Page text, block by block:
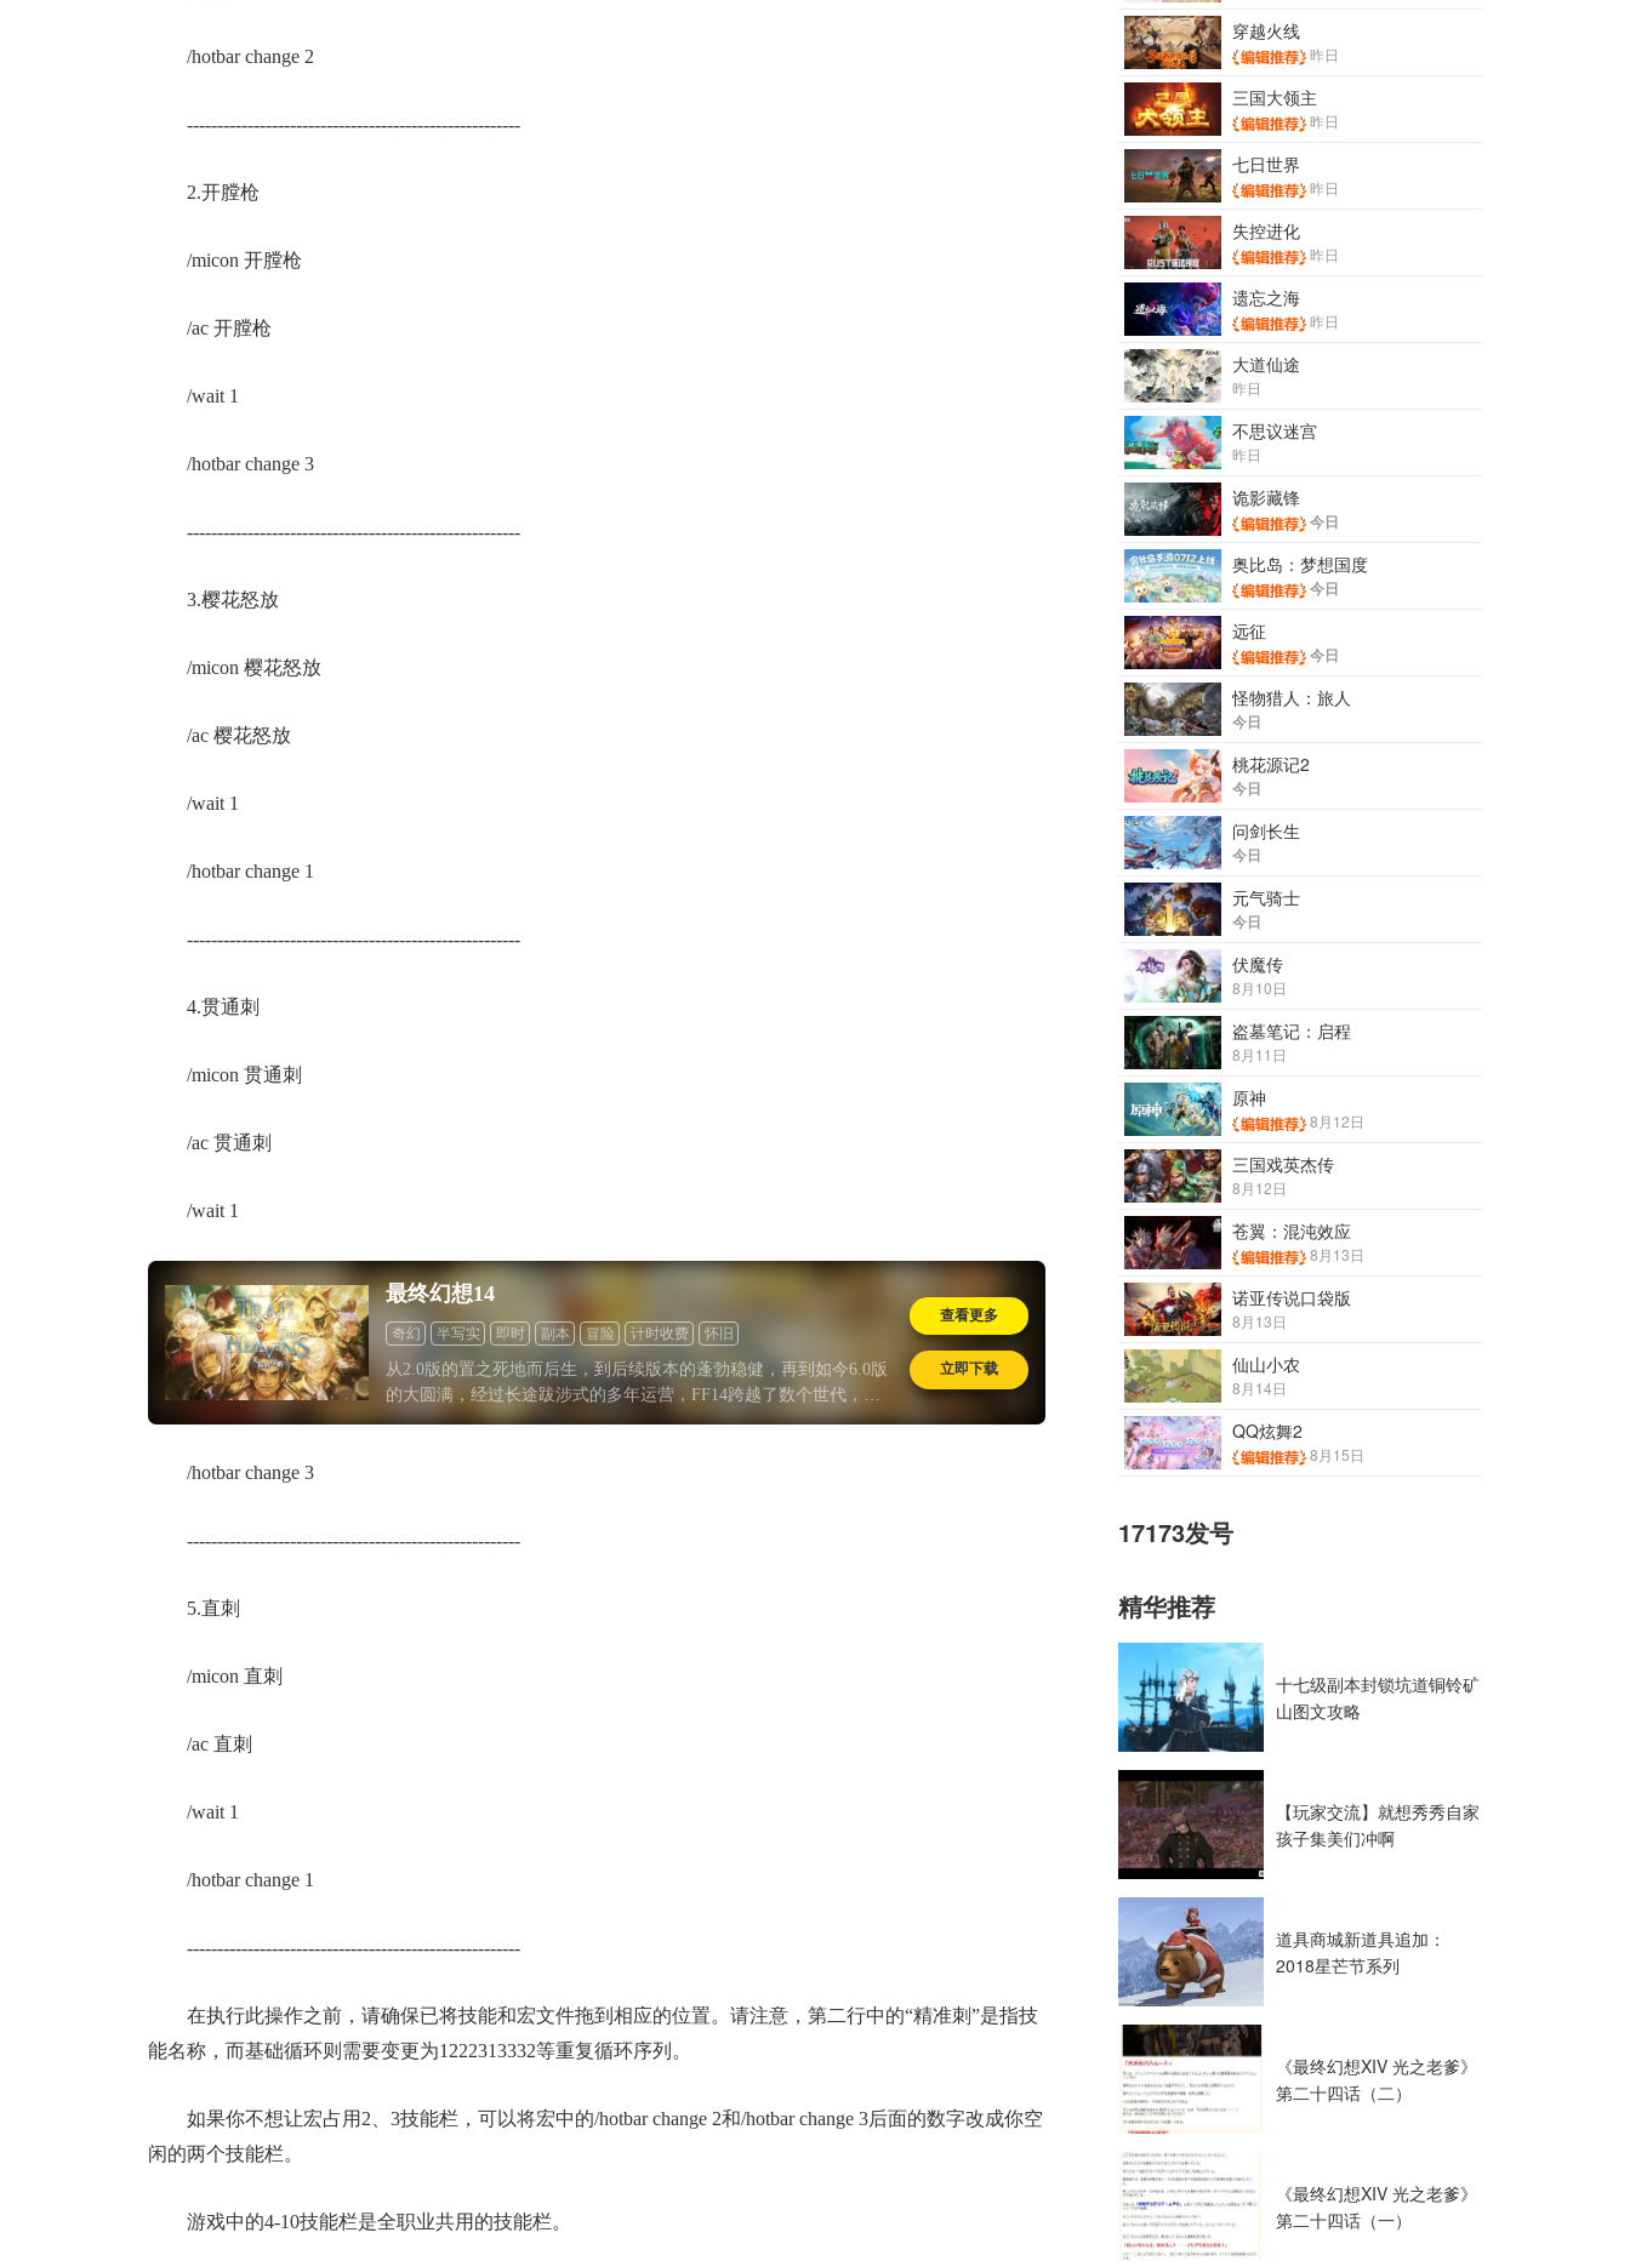
/hotbar change 2
-------------------------------------------------------
2.开膛枪
/micon 开膛枪
/ac 开膛枪
/wait 1
/hotbar change 3
-------------------------------------------------------
3.樱花怒放
/micon 樱花怒放
/ac 樱花怒放
/wait 1
/hotbar change 1
-------------------------------------------------------
4.贯通刺
/micon 贯通刺
/ac 贯通刺
/wait 1
最终幻想14
奇幻 半写实 即时 副本 冒险 计时收费 怀旧
从2.0版的置之死地而后生，到后续版本的蓬勃稳健，再到如今6.0版
的大圆满，经过长途跋涉式的多年运营，FF14跨越了数个世代，成
为了《最终幻想》系列中盈利最多的游戏，这是一项了不起的大型
查看更多
立即下载
/hotbar change 3
-------------------------------------------------------
5.直刺
/micon 直刺
/ac 直刺
/wait 1
/hotbar change 1
-------------------------------------------------------
在执行此操作之前，请确保已将技能和宏文件拖到相应的位置。请注意，第二行中的“精准刺”是指技
能名称，而基础循环则需要变更为1222313332等重复循环序列。
如果你不想让宏占用2、3技能栏，可以将宏中的/hotbar change 2和/hotbar change 3后面的数字改成你空
闲的两个技能栏。
游戏中的4-10技能栏是全职业共用的技能栏。
穿越火线
昨日
三国大领主
昨日
七日世界
昨日
失控进化
昨日
遗忘之海
昨日
大道仙途
昨日
不思议迷宫
昨日
诡影藏锋
今日
奥比岛：梦想国度
今日
远征
今日
怪物猎人：旅人
今日
桃花源记2
今日
问剑长生
今日
元气骑士
今日
伏魔传
8月10日
盗墓笔记：启程
8月11日
原神
8月12日
三国戏英杰传
8月12日
苍翼：混沌效应
8月13日
诺亚传说口袋版
8月13日
仙山小农
8月14日
QQ炫舞2
8月15日
17173发号
精华推荐
十七级副本封锁坑道铜铃矿
山图文攻略
【玩家交流】就想秀秀自家
孩子集美们冲啊
道具商城新道具追加：
2018星芒节系列
《最终幻想XIV 光之老爹》
第二十四话（二）
《最终幻想XIV 光之老爹》
第二十四话（一）